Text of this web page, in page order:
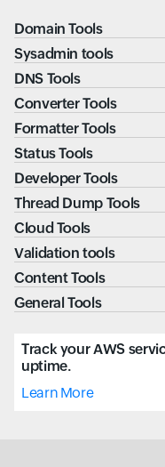
Domain Tools
Sysadmin tools
DNS Tools
Converter Tools
Formatter Tools
Status Tools
Developer Tools
Thread Dump Tools
Cloud Tools
Validation tools
Content Tools
General Tools
Track your AWS
uptime.
Learn More